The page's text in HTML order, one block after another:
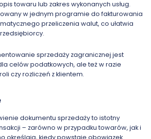
towaru lub zakres wykonanych usług.
w jednym programie do fakturowania
przeliczenia walut, co ułatwia
sprzedaży zagranicznej jest
celów podatkowych, ale też w razie
czy rozliczeń z klientem.
dokumentu sprzedaży to istotny
– zarówno w przypadku towarów, jak i
określają, kiedy powstaje obowiązek